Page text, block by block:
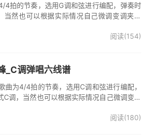
4拍的节奏，选用G调和弦进行编配，弹奏时
然也可以根据实际情况自己微调变调夹品
阅读(154)
_C调弹唱六线谱
为4/4拍的节奏，选用C调和弦进行编配，
调，当然也可以根据实际情况自己微调变调
爱一起走》歌曲原版编配，完整的前奏、间
阅读(180)